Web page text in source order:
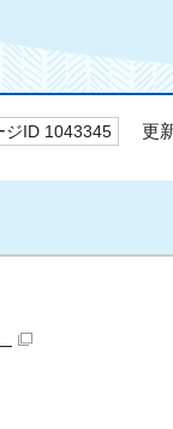
ジID 1043345 更新